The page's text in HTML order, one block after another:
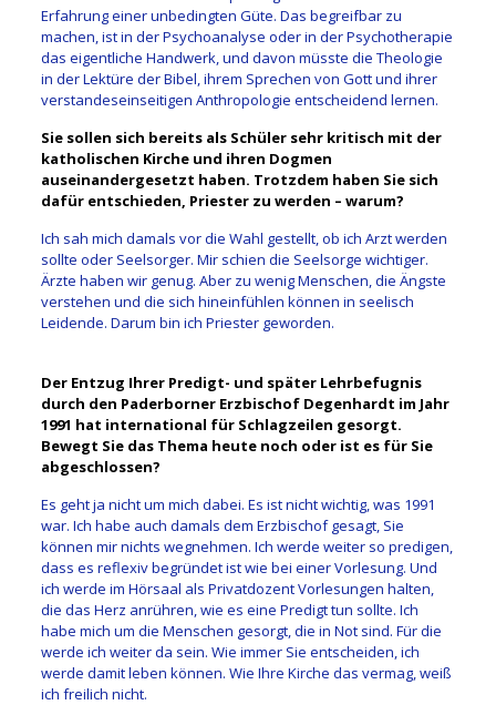
Erfahrung einer unbedingten Güte. Das begreifbar zu
machen, ist in der Psychoanalyse oder in der Psychotherapie
das eigentliche Handwerk, und davon müsste die Theologie
in der Lektüre der Bibel, ihrem Sprechen von Gott und ihrer
verstandeseinseitigen Anthropologie entscheidend lernen.
Sie sollen sich bereits als Schüler sehr kritisch mit der
katholischen Kirche und ihren Dogmen
auseinandergesetzt haben. Trotzdem haben Sie sich
dafür entschieden, Priester zu werden – warum?
Ich sah mich damals vor die Wahl gestellt, ob ich Arzt werden
sollte oder Seelsorger. Mir schien die Seelsorge wichtiger.
Ärzte haben wir genug. Aber zu wenig Menschen, die Ängste
verstehen und die sich hineinfühlen können in seelisch
Leidende. Darum bin ich Priester geworden.
Der Entzug Ihrer Predigt- und später Lehrbefugnis
durch den Paderborner Erzbischof Degenhardt im Jahr
1991 hat international für Schlagzeilen gesorgt.
Bewegt Sie das Thema heute noch oder ist es für Sie
abgeschlossen?
Es geht ja nicht um mich dabei. Es ist nicht wichtig, was 1991
war. Ich habe auch damals dem Erzbischof gesagt, Sie
können mir nichts wegnehmen. Ich werde weiter so predigen,
dass es reflexiv begründet ist wie bei einer Vorlesung. Und
ich werde im Hörsaal als Privatdozent Vorlesungen halten,
die das Herz anrühren, wie es eine Predigt tun sollte. Ich
habe mich um die Menschen gesorgt, die in Not sind. Für die
werde ich weiter da sein. Wie immer Sie entscheiden, ich
werde damit leben können. Wie Ihre Kirche das vermag, weiß
ich freilich nicht.